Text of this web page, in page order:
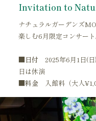
Invitation to
ナチュラルガーデンズ
楽しむ6月限定コンサー
■日付 2025年6月1日(日
日は休演
■料金入館料（大人